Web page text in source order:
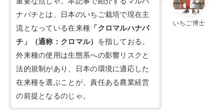
いちご博士
ナバチとは、日本のいちご栽培で現在主
流となっている在来種 「クロマルハナバ
チ」（通称：クロマル）
を指しておる。
外来種の使用は生態系への影響リスクと
法的規制があり、日本の環境に適応した
在来種を選ぶことが、責任ある農業経営
の前提となるのじゃ。